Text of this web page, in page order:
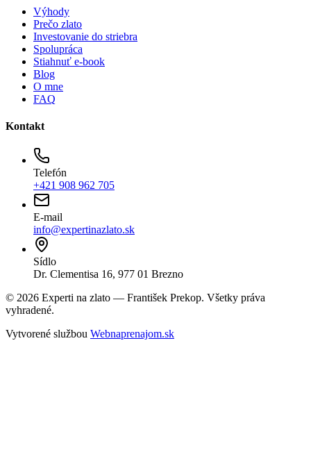
Výhody
Prečo zlato
Investovanie do striebra
Spolupráca
Stiahnuť e-book
Blog
O mne
FAQ
Kontakt
Telefón
+421 908 962 705
E-mail
info@expertinazlato.sk
Sídlo
Dr. Clementisa 16, 977 01 Brezno
© 2026 Experti na zlato — František Prekop. Všetky práva
vyhradené.
Vytvorené službou Webnaprenajom.sk